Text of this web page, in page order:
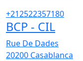
+212522357180
BCP - CIL
Rue De Dades
20200 Casablanca